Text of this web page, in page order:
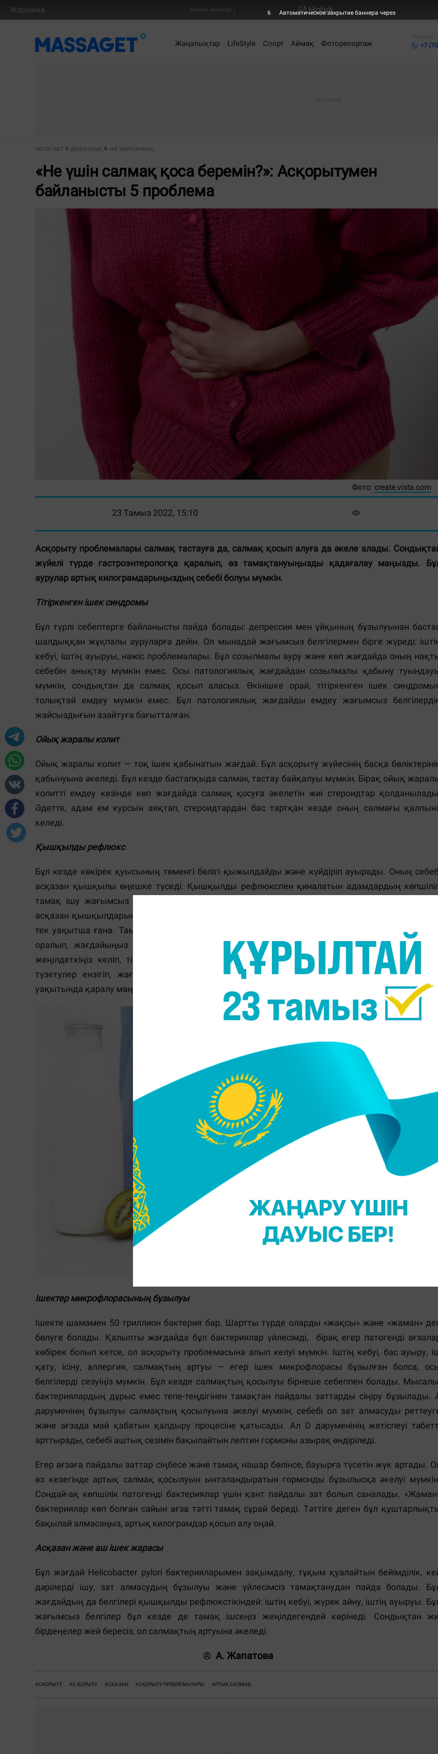
Жарнама Арнайы жобалар
Жаңалықтар LifeStyle Спорт Аймақ Фоторепортаж
Редакция
+7
НЕГІЗГІ БЕТ ДЕНСАУЛЫҚ «НЕ ҮШІН САЛМАҚ...
«Не үшін салмақ қоса беремін?»: Асқорытумен
байланысты 5 проблема
Фото: create.vista.com
23 Тамыз 2022, 15:10
Асқорыту проблемалары салмақ тастауға да, салмақ қосып алуға да әкеле алады.
жүйелі түрде гастроэнтерологқа қаралып, өз тамақтануыңызды қадағалау маңызды.
аурулар артық килограмдарыңыздың себебі болуы мүмкін.
Тітіркенген ішек синдромы
Бұл түрлі себептерге байланысты пайда болады: депрессия мен ұйқының бұзылуынан
шалдыққан жұқпалы ауруларға дейін. Ол мынадай жағымсыз белгілермен бірге жүреді:
кебуі, іштің ауыруы, нәжіс проблемалары. Бұл созылмалы ауру және көп жағдайда оның
себебін анықтау мүмкін емес. Осы патологиялық жағдайдан созылмалы қабыну
мүмкін, сондықтан да салмақ қосып аласыз. Өкінішке орай, тітіркенген ішек
толықтай емдеу мүмкін емес. Бұл патологиялық жағдайды емдеу жағымсыз
жайсыздығын азайтуға бағытталған.
Ойық жаралы колит
Ойық жаралы колит — тоқ ішек қабынатын жағдай. Бұл асқорыту жүйесінің басқа
қабынуына әкеледі. Бұл кезде бастапқыда салмақ тастау байқалуы мүмкін. Бірақ ойық
колитті емдеу кезінде көп жағдайда салмақ қосуға әкелетін жиі стероидтар
Әдетте, адам ем курсын аяқтап, стероидтардан бас тартқан кезде оның салмағы
келеді.
Қышқылды рефлюкс
Бұл кезде көкірек қуысының төменгі бөлігі қыжылдайды және күйдіріп ауырады. Оның
асқазан қышқылы өңешке түседі. Қышқылды рефлюкспен қиналатын адамдардың
тамақ ішу жағымсыз белгілерді уақытша жеңілдете алатынын айтады. Себебі сілекей кей
асқазан қышқылдарын бейтараптандырады. Бірақ, өкінішке орай, тамақ ішуден болатын әсер
тек уақытша ғана. Тамақ қорытылғаннан кейін қыжыл, жүрек айну және іштің ауыруы қайта
оралып, жағдайыңыз тамақ ішкенге дейінгіден де нашарлай түсуі мүмкін. Жағдайыңызды
жеңілдеткіңіз келіп, тіскебасарлар жей берсеңіз, ол салмақ қосуға әкелуі мүмкін. Диетаға
түзетулер ензігіп, жағымсыз белгілерді азайтуға көмектесетін дәрілер алу үшін дәрігерге
уақытында қаралу маңызды.
Ішектер микрофлорасының бұзылуы
Ішекте шамамен 50 триллион бактерия бар. Шартты түрде оларды «жақсы» және «жаман»
бөлуге болады. Қалыпты жағдайда бұл бактериялар үйлесімді, бірақ егер патогенді
көбірек болып кетсе, ол асқорыту проблемасына алып келуі мүмкін. Іштің кебуі, бас ауыру,
қату, ісіну, аллергия, салмақтың артуы — егер ішек микрофлорасы бұзылған болса,
белгілерді сезуіңіз мүмкін. Бұл кезде салмақтың қосылуы бірнеше себеппен болады.
бактериялардың дұрыс емес тепе-теңдігінен тамақтан пайдалы заттарды сіңіру бұзылады.
дәруменінің бұзылуы салмақтың қосылуына әкелуі мүмкін, себебі ол зат алмасуды
және ағзада май қабатын қалдыру процесіне қатысады. Ал D дәруменінің жетіспеуі
арттырады, себебі аштық сезімін бақылайтын лептин гормоны азырақ өндіріледі.
Егер ағзаға пайдалы заттар сіңбесе және тамақ нашар бөлінсе, бауырға түсетін жүк артады.
өз кезегінде артық салмақ қосылуын ынталандыратын гормонды бұзылысқа әкелуі
Сондай-ақ көпшілік патогенді бактериялар үшін қант пайдалы зат болып саналады.
бактериялар көп болған сайын ағза тәтті тамақ сұрай береді. Тәттіге деген бұл
бақылай алмасаңыз, артық килограмдар қосып алу оңай.
Асқазан және аш ішек жарасы
Бұл жағдай Helicobacter pylori бактерияларымен зақымдалу, тұқым қуалайтын бейімділік,
дәрілерді ішу, зат алмасудың бұзылуы және үйлесімсіз тамақтанудан пайда болады.
жағдайдың да белгілері қышқылды рефлюкстікіндей: іштің кебуі, жүрек айну, іштің ауыруы.
жағымсыз белгілер бұл кезде де тамақ ішсеңіз жеңілдегендей көрінеді. Сондықтан
бірдеңелер жей бересіз, ол салмақтың артуына әкеледі.
А. Жапатова
АСҚОРЫТУ АС ҚОРЫТУ АСҚАЗАН АСҚОРЫТУ ПРОБЛЕМАЛАРЫ АРТЫҚ САЛМАҚ
5 Автоматическое закрытие баннера через